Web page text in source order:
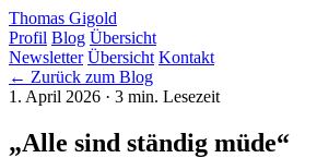
Thomas Gigold
Profil Blog Übersicht
Newsletter Übersicht Kontakt
← Zurück zum Blog
1. April 2026 · 3 min. Lesezeit
„Alle sind ständig müde“